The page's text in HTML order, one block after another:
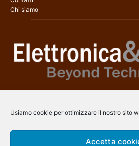
Usiamo cookie per ottimizzare il nostro sito
Accetta
Chi siamo
una copertura a 360° che coinvolge